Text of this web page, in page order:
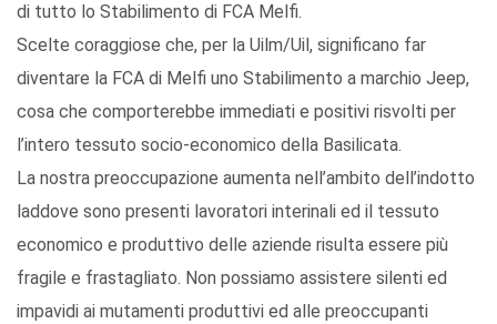
di tutto lo Stabilimento di FCA Melfi.
Scelte coraggiose che, per la Uilm/Uil, significano far
diventare la FCA di Melfi uno Stabilimento a marchio Jeep,
cosa che comporterebbe immediati e positivi risvolti per
l’intero tessuto socio-economico della Basilicata.
La nostra preoccupazione aumenta nell’ambito dell’indotto
laddove sono presenti lavoratori interinali ed il tessuto
economico e produttivo delle aziende risulta essere più
fragile e frastagliato. Non possiamo assistere silenti ed
impavidi ai mutamenti produttivi ed alle preoccupanti